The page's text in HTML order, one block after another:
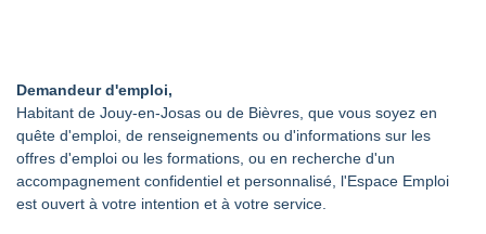
Demandeur d'emploi,
Habitant de Jouy-en-Josas ou de Bièvres, que vous soyez en
quête d'emploi, de renseignements ou d'informations sur les
offres d'emploi ou les formations, ou en recherche d'un
accompagnement confidentiel et personnalisé, l'Espace Emploi
est ouvert à votre intention et à votre service.